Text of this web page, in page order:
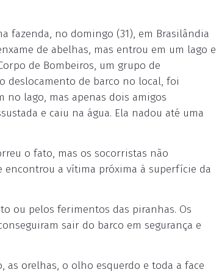
fazenda, no domingo (31), em Brasilândia
de abelhas, mas entrou em um lago e
de Bombeiros, um grupo de
deslocamento de barco no local, foi
no lago, mas apenas dois amigos
e caiu na água. Ela nadou até uma
o fato, mas os socorristas não
a vítima próxima à superfície da
ou pelos ferimentos das piranhas. Os
sair do barco em segurança e
orelhas, o olho esquerdo e toda a face